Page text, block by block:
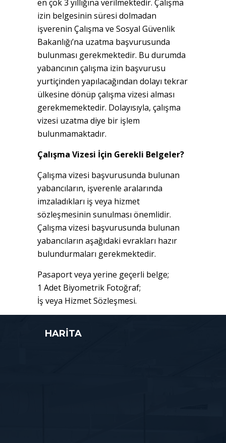
en çok 3 yıllığına verilmektedir. Çalışma
izin belgesinin süresi dolmadan
işverenin Çalışma ve Sosyal Güvenlik
Bakanlığı’na uzatma başvurusunda
bulunması gerekmektedir. Bu durumda
yabancının çalışma izin başvurusu
yurtiçinden yapılacağından dolayı tekrar
ülkesine dönüp çalışma vizesi alması
gerekmemektedir. Dolayısıyla, çalışma
vizesi uzatma diye bir işlem
bulunmamaktadır.
Çalışma Vizesi İçin Gerekli Belgeler?
Çalışma vizesi başvurusunda bulunan
yabancıların, işverenle aralarında
imzaladıkları iş veya hizmet
sözleşmesinin sunulması önemlidir.
Çalışma vizesi başvurusunda bulunan
yabancıların aşağıdaki evrakları hazır
bulundurmaları gerekmektedir.
Pasaport veya yerine geçerli belge;
1 Adet Biyometrik Fotoğraf;
İş veya Hizmet Sözleşmesi.
HARİTA